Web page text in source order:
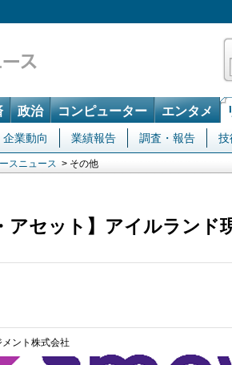
政治 コンピューター エンタメ
企業動向 業績報告 調査・報告 技
スニュース > その他
アセット】アイルランド
ント株式会社